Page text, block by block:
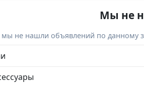
Мы не
не нашли объявлений по данному